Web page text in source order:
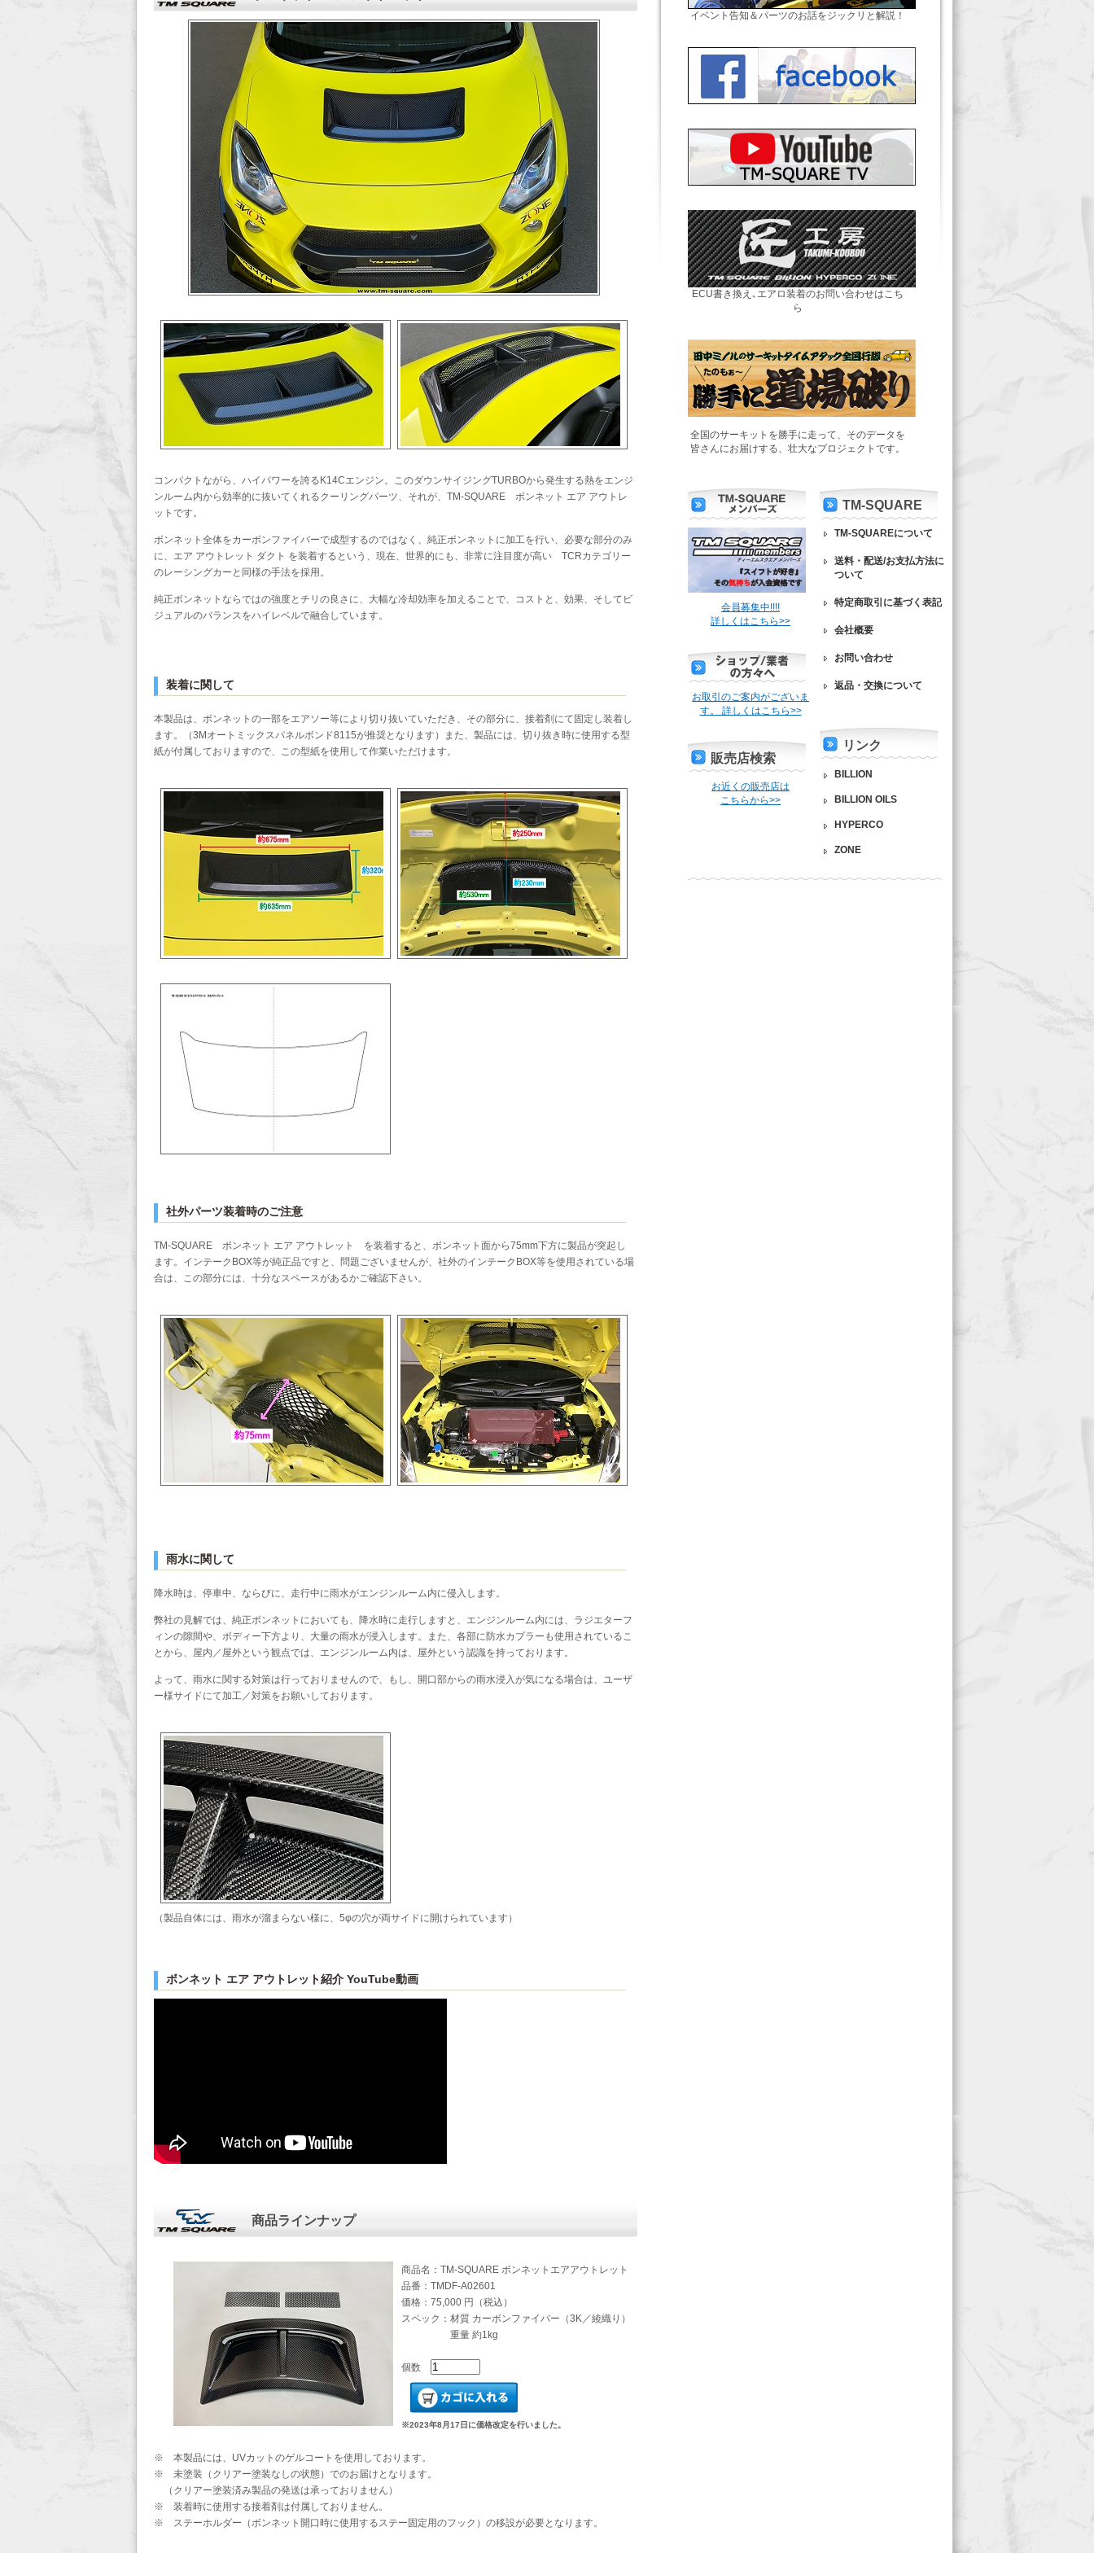
コンパクトながら、ハイパワーを誇るK14Cエンジン。このダウンサイジングTURBOから発生する熱をエンジ
ンルーム内から効率的に抜いてくれるクーリングパーツ、それが、TM-SQUARE ボンネット エア アウトレ
ットです。
ボンネット全体をカーボンファイバーで成型するのではなく、純正ボンネットに加工を行い、必要な部分のみ
に、エア アウトレット ダクト を装着するという、現在、世界的にも、非常に注目度が高い TCRカテゴリー
のレーシングカーと同様の手法を採用。
純正ボンネットならではの強度とチリの良さに、大幅な冷却効率を加えることで、コストと、効果、そしてビ
ジュアルのバランスをハイレベルで融合しています。
装着に関して
本製品は、ボンネットの一部をエアソー等により切り抜いていただき、その部分に、接着剤にて固定し装着し
ます。（3Mオートミックスパネルボンド8115が推奨となります）また、製品には、切り抜き時に使用する型
紙が付属しておりますので、この型紙を使用して作業いただけます。
社外パーツ装着時のご注意
TM-SQUARE ボンネット エア アウトレット を装着すると、ボンネット面から75mm下方に製品が突起し
ます。インテークBOX等が純正品ですと、問題ございませんが、社外のインテークBOX等を使用されている場
合は、この部分には、十分なスペースがあるかご確認下さい。
雨水に関して
降水時は、停車中、ならびに、走行中に雨水がエンジンルーム内に侵入します。
弊社の見解では、純正ボンネットにおいても、降水時に走行しますと、エンジンルーム内には、ラジエターフ
ィンの隙間や、ボディー下方より、大量の雨水が浸入します。また、各部に防水カプラーも使用されているこ
とから、屋内／屋外という観点では、エンジンルーム内は、屋外という認識を持っております。
よって、雨水に関する対策は行っておりませんので、もし、開口部からの雨水浸入が気になる場合は、ユーザ
ー様サイドにて加工／対策をお願いしております。
（製品自体には、雨水が溜まらない様に、5φの穴が両サイドに開けられています）
ボンネット エア アウトレット紹介 YouTube動画
商品ラインナップ
商品名：TM-SQUARE ボンネットエアアウトレット
品番：TMDF-A02601
価格：75,000 円（税込）
スペック：材質 カーボンファイバー（3K／綾織り）
重量 約1kg
個数
※2023年8月17日に価格改定を行いました。
※ 本製品には、UVカットのゲルコートを使用しております。
※ 未塗装（クリアー塗装なしの状態）でのお届けとなります。
（クリアー塗装済み製品の発送は承っておりません）
※ 装着時に使用する接着剤は付属しておりません。
※ ステーホルダー（ボンネット開口時に使用するステー固定用のフック）の移設が必要となります。
イベント告知＆パーツのお話をジックリと解説！
ECU書き換え､エアロ装着のお問い合わせはこち
ら
全国のサーキットを勝手に走って、そのデータを
皆さんにお届けする、壮大なプロジェクトです。
会員募集中!!!!
詳しくはこちら>>
お取引のご案内がございま
す。 詳しくはこちら>>
販売店検索
お近くの販売店は
こちらから>>
TM-SQUARE
TM-SQUAREについて
送料・配送/お支払方法に
ついて
特定商取引に基づく表記
会社概要
お問い合わせ
返品・交換について
リンク
BILLION
BILLION OILS
HYPERCO
ZONE